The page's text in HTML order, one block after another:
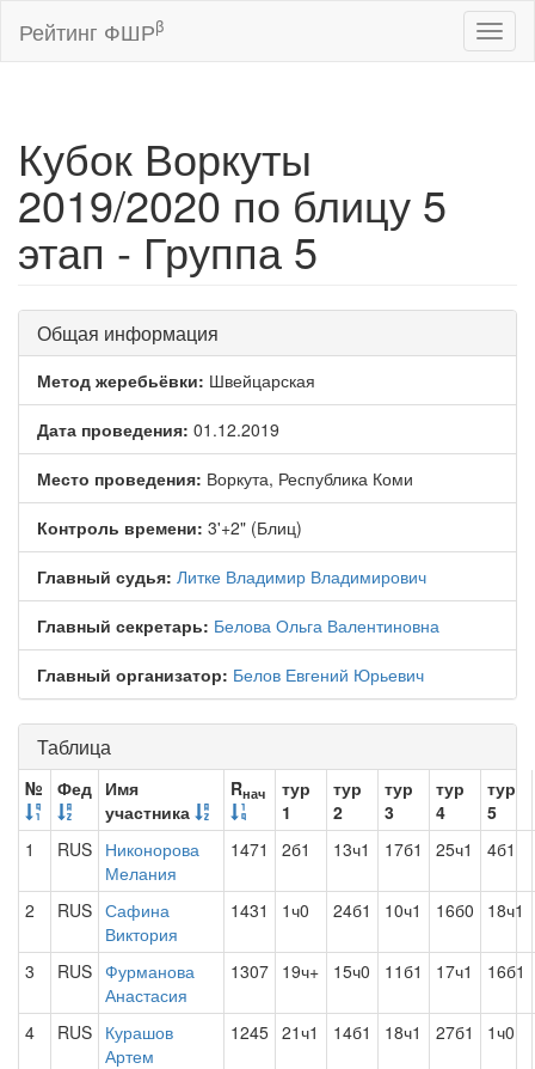
Рейтинг ФШРβ
Кубок Воркуты
2019/2020 по блицу 5
этап - Группа 5
Общая информация
Метод жеребьёвки: Швейцарская
Дата проведения: 01.12.2019
Место проведения: Воркута, Республика Коми
Контроль времени: 3'+2" (Блиц)
Главный судья: Литке Владимир Владимирович
Главный секретарь: Белова Ольга Валентиновна
Главный организатор: Белов Евгений Юрьевич
Таблица
№ Фед Имя
участника
Rнач
тур
1
тур
2
тур
3
тур
4
тур
5
1
RUS Никонорова
Мелания
1471 2б1 13ч1 17б1 25ч1 4б1
2 RUS Сафина
Виктория
1431 1ч0 24б1 10ч1 16б0 18ч1
3 RUS Фурманова
Анастасия
1307 19ч+ 15ч0 11б1 17ч1 16б1
4 RUS Курашов
Артем
1245 21ч1 14б1 18ч1 27б1 1ч0